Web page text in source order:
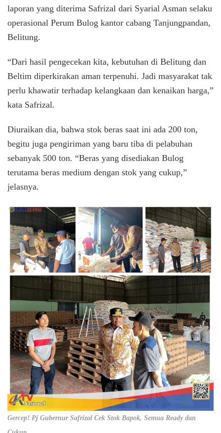
laporan yang diterima Safrizal dari Syarial Asman selaku
operasional Perum Bulog kantor cabang Tanjungpandan,
Belitung.
“Dari hasil pengecekan kita, kebutuhan di Belitung dan
Beltim diperkirakan aman terpenuhi. Jadi masyarakat tak
perlu khawatir terhadap kelangkaan dan kenaikan harga,”
kata Safrizal.
Diuraikan dia, bahwa stok beras saat ini ada 200 ton,
begitu juga pengiriman yang baru tiba di pelabuhan
sebanyak 500 ton. “Beras yang disediakan Bulog
terutama beras medium dengan stok yang cukup,”
jelasnya.
Gercep! Pj Gubernur Safrizal Cek Stok Bapok, Semua Ready dan